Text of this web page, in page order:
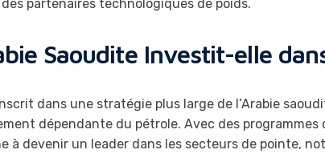
partenaires technologiques de poids.
Saoudite Investit-elle
dans une stratégie plus large de l’Arabie
dépendante du pétrole. Avec des programmes
à devenir un leader dans les secteurs de pointe,